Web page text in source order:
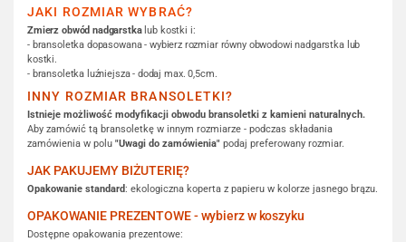
JAKI ROZMIAR WYBRAĆ?
Zmierz obwód nadgarstkalub kostki i:
- bransoletka dopasowana - wybierz rozmiar równy obwodowi nadgarstka lub
kostki.
- bransoletka luźniejsza - dodaj max. 0,5cm.
INNY ROZMIAR BRANSOLETKI?
Istnieje możliwość modyfikacji obwodu bransoletki z kamieni naturalnych.
Aby zamówić tą bransoletkę w innym rozmiarze - podczas składania
zamówienia w polu "Uwagi do zamówienia" podaj preferowany rozmiar.
JAK PAKUJEMY BIŻUTERIĘ?
Opakowanie standard: ekologiczna koperta z papieru w kolorze jasnego brązu.
OPAKOWANIE PREZENTOWE - wybierz w koszyku
Dostępne opakowania prezentowe: